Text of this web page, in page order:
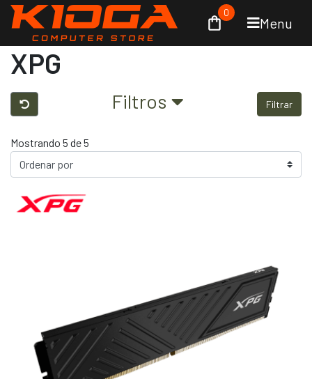
Menu
0
XPG
Filtros Filtrar
Mostrando 5 de 5